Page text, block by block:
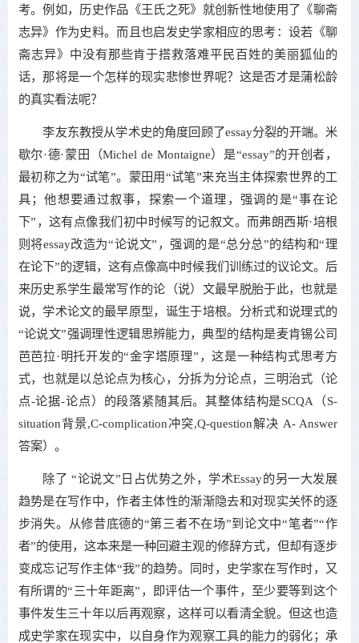
考。例如，历史作品《王氏之死》就创新性地使用了《聊斋
志异》作为史料。而且也启发史学家相应的思考：设若《聊
斋志异》中没有那些肯于搭救落难平民百姓的美丽狐仙的
话，那将是一个怎样的现实悲惨世界呢？这是否才是蒲松龄
的真实看法呢？
李友东教授从学术史的角度回顾了essay分裂的开端。米
歇尔·德·蒙田（Michel de Montaigne）是“essay”的开创者，
最初称之为“试笔”。蒙田用“试笔”来充当主体探索世界的工
具；他想要通过叙事，探索一个道理，强调的是“事在论
下”，这有点像我们初中时候写的记叙文。而弗朗西斯·培根
则将essay改造为“论说文”，强调的是“总分总”的结构和“理
在论下”的逻辑，这有点像高中时候我们训练过的议论文。后
来历史系学生最常写作的论（说）文最早脱胎于此，也就是
说，学术论文的最早原型，诞生于培根。分析式和说理式的
“论说文”强调理性逻辑思辨能力，典型的结构是麦肯锡公司
芭芭拉·明托开发的“金字塔原理”，这是一种结构式思考方
式，也就是以总论点为核心，分拆为分论点，三明治式（论
点-论据-论点）的段落紧随其后。其整体结构是SCQA（S-
situation背景,C-complication冲突,Q-question解决 A- Answer
答案）。
除了 “论说文”日占优势之外，学术Essay的另一大发展
趋势是在写作中，作者主体性的渐渐隐去和对现实关怀的逐
步消失。从修昔底德的“第三者不在场”到论文中“笔者”“作
者”的使用，这本来是一种回避主观的修辞方式，但却有逐步
变成忘记写作主体“我”的趋势。同时，史学家在写作时，又
有所谓的“三十年距离”，即评估一个事件，至少要等到这个
事件发生三十年以后再观察，这样可以看清全貌。但这也造
成史学家在现实中，以自身作为观察工具的能力的弱化；承